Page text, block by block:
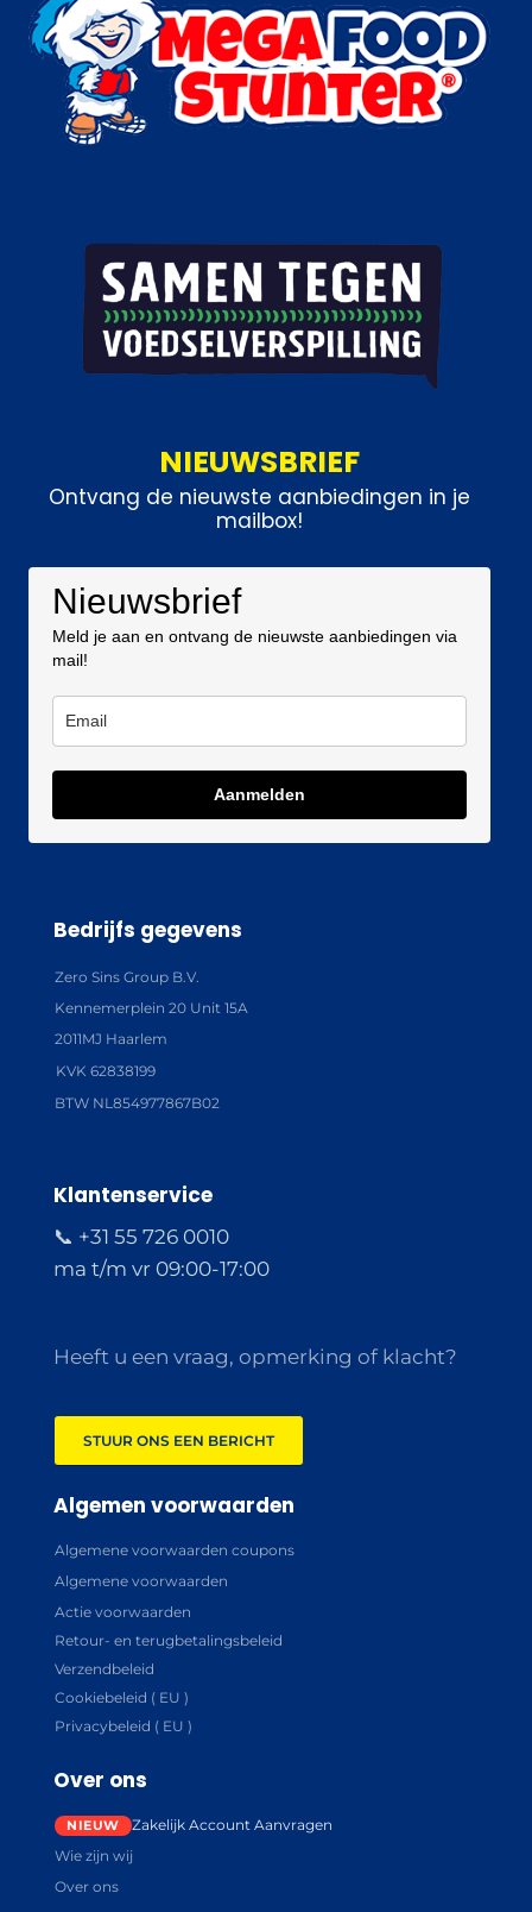
NIEUWSBRIEF
Ontvang de nieuwste aanbiedingen in je
mailbox!
Nieuwsbrief
Meld je aan en ontvang de nieuwste aanbiedingen via
mail!
Aanmelden
Bedrijfs gegevens
Zero Sins Group B.V.
Kennemerplein 20 Unit 15A
2011MJ Haarlem
KVK 62838199
BTW NL854977867B02
Klantenservice
📞 +31 55 726 0010
ma t/m vr 09:00-17:00
Heeft u een vraag, opmerking of klacht?
STUUR ONS EEN BERICHT
Algemen voorwaarden
Algemene voorwaarden coupons
Algemene voorwaarden
Actie voorwaarden
Retour- en terugbetalingsbeleid
Verzendbeleid
Cookiebeleid ( EU )
Privacybeleid ( EU )
Over ons
Zakelijk Account Aanvragen
Wie zijn wij
Over ons